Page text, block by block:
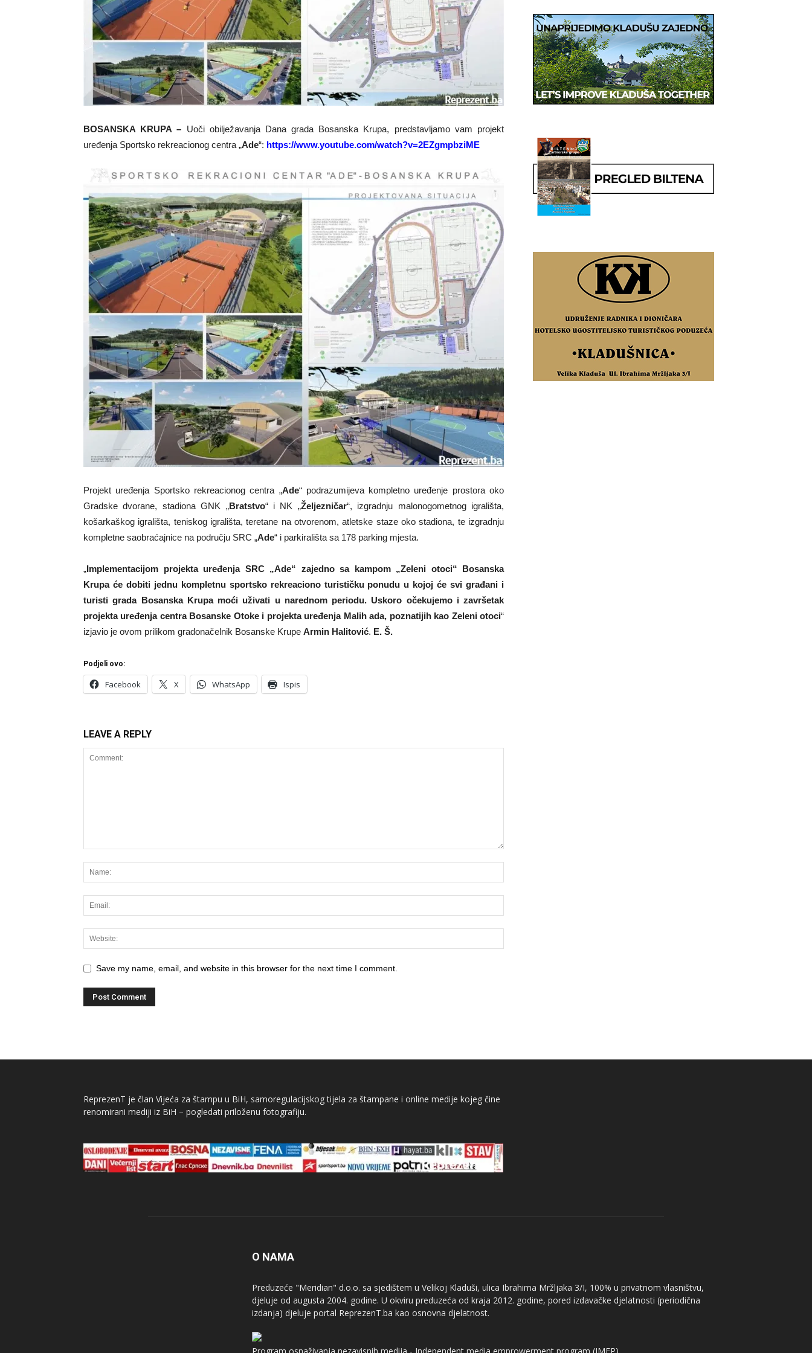
BOSANSKA KRUPA – Uoči obilježavanja Dana grada Bosanska Krupa, predstavljamo vam projekt
uređenja Sportsko rekreacionog centra „Ade“: https://www.youtube.com/watch?v=2EZgmpbziME
Projekt uređenja Sportsko rekreacionog centra „Ade“ podrazumijeva kompletno uređenje prostora oko
Gradske dvorane, stadiona GNK „Bratstvo“ i NK „Željezničar“, izgradnju malonogometnog igrališta,
košarkaškog igrališta, teniskog igrališta, teretane na otvorenom, atletske staze oko stadiona, te izgradnju
kompletne saobraćajnice na području SRC „Ade“ i parkirališta sa 178 parking mjesta.
„Implementacijom projekta uređenja SRC „Ade“ zajedno sa kampom „Zeleni otoci“ Bosanska
Krupa će dobiti jednu kompletnu sportsko rekreaciono turističku ponudu u kojoj će svi građani i
turisti grada Bosanska Krupa moći uživati u narednom periodu. Uskoro očekujemo i završetak
projekta uređenja centra Bosanske Otoke i projekta uređenja Malih ada, poznatijih kao Zeleni otoci“
izjavio je ovom prilikom gradonačelnik Bosanske Krupe Armin Halitović. E. Š.
Podjeli ovo:
Facebook X WhatsApp Ispis
LEAVE A REPLY
Save my name, email, and website in this browser for the next time I comment.
ReprezenT je član Vijeća za štampu u BiH, samoregulacijskog tijela za štampane i online medije kojeg čine
renomirani mediji iz BiH – pogledati priloženu fotografiju.
O NAMA
Preduzeće "Meridian" d.o.o. sa sjedištem u Velikoj Kladuši, ulica Ibrahima Mržljaka 3/I, 100% u privatnom vlasništvu,
djeluje od augusta 2004. godine. U okviru preduzeća od kraja 2012. godine, pored izdavačke djelatnosti (periodična
izdanja) djeluje portal ReprezenT.ba kao osnovna djelatnost.